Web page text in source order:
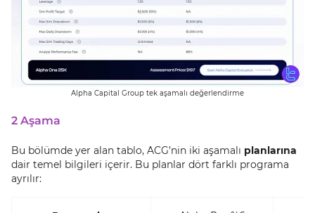
Alpha Capital Group tek aşamalı değerlendirme
2 Aşama
Bu bölümde yer alan tablo, ACG’nin iki aşamalı planlarına
dair temel bilgileri içerir. Bu planlar dört farklı programa
ayrılır: